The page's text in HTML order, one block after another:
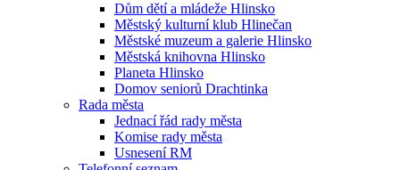
Dům dětí a mládeže Hlinsko
Městský kulturní klub Hlinečan
Městské muzeum a galerie Hlinsko
Městská knihovna Hlinsko
Planeta Hlinsko
Domov seniorů Drachtinka
Rada města
Jednací řád rady města
Komise rady města
Usnesení RM